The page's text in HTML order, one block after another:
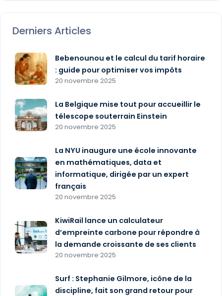
Derniers Articles
Bebenounou et le calcul du tarif horaire
: guide pour optimiser vos impôts
20 novembre 2025
La Belgique mise tout pour accueillir le
télescope souterrain Einstein
20 novembre 2025
La NYU inaugure une école innovante
en mathématiques, data et
informatique, dirigée par un expert
français
20 novembre 2025
KiwiRail lance un calculateur
d’empreinte carbone pour répondre à
la demande croissante de ses clients
20 novembre 2025
Surf : Stephanie Gilmore, icône de la
discipline, fait son grand retour pour